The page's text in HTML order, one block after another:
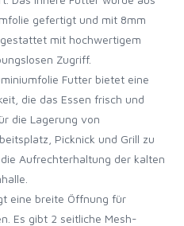
gefertigt und mit 8mm
mit hochwertigem
Zugriff.
Futter bietet eine
die das Essen frisch und
die Lagerung von
Picknick und Grill zu
Aufrechterhaltung der kalten
eine breite Öffnung für
Es gibt 2 seitliche Mesh-